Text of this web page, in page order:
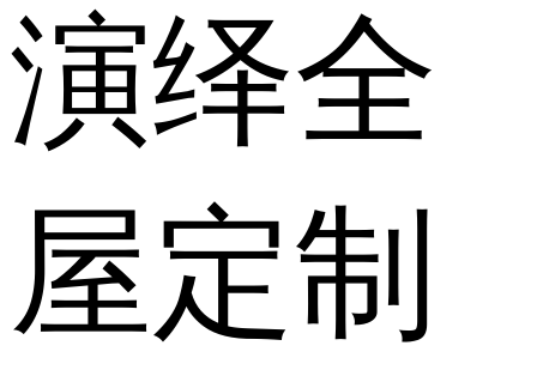
演绎全
屋定制